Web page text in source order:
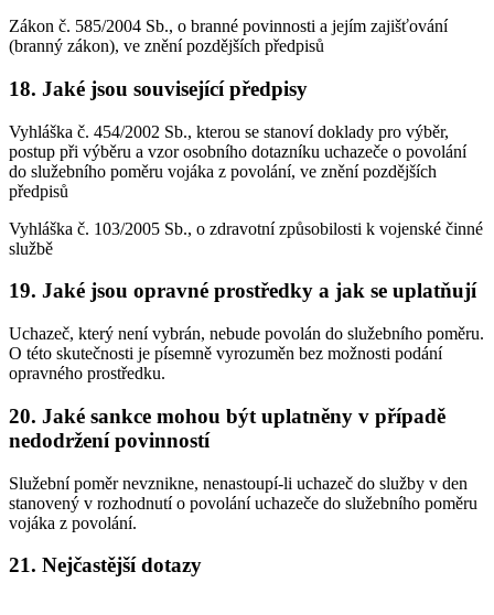
Zákon č. 585/2004 Sb., o branné povinnosti a jejím zajišťování
(branný zákon), ve znění pozdějších předpisů
18. Jaké jsou související předpisy
Vyhláška č. 454/2002 Sb., kterou se stanoví doklady pro výběr,
postup při výběru a vzor osobního dotazníku uchazeče o povolání
do služebního poměru vojáka z povolání, ve znění pozdějších
předpisů
Vyhláška č. 103/2005 Sb., o zdravotní způsobilosti k vojenské činné
službě
19. Jaké jsou opravné prostředky a jak se uplatňují
Uchazeč, který není vybrán, nebude povolán do služebního poměru.
O této skutečnosti je písemně vyrozuměn bez možnosti podání
opravného prostředku.
20. Jaké sankce mohou být uplatněny v případě
nedodržení povinností
Služební poměr nevznikne, nenastoupí-li uchazeč do služby v den
stanovený v rozhodnutí o povolání uchazeče do služebního poměru
vojáka z povolání.
21. Nejčastější dotazy